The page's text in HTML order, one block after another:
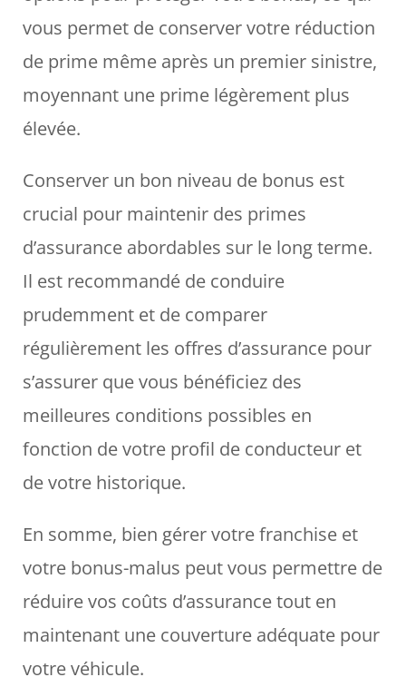
vous permet de conserver votre réduction
de prime même après un premier sinistre,
moyennant une prime légèrement plus
élevée.
Conserver un bon niveau de bonus est
crucial pour maintenir des primes
d’assurance abordables sur le long terme.
Il est recommandé de conduire
prudemment et de comparer
régulièrement les offres d’assurance pour
s’assurer que vous bénéficiez des
meilleures conditions possibles en
fonction de votre profil de conducteur et
de votre historique.
En somme, bien gérer votre franchise et
votre bonus-malus peut vous permettre de
réduire vos coûts d’assurance tout en
maintenant une couverture adéquate pour
votre véhicule.